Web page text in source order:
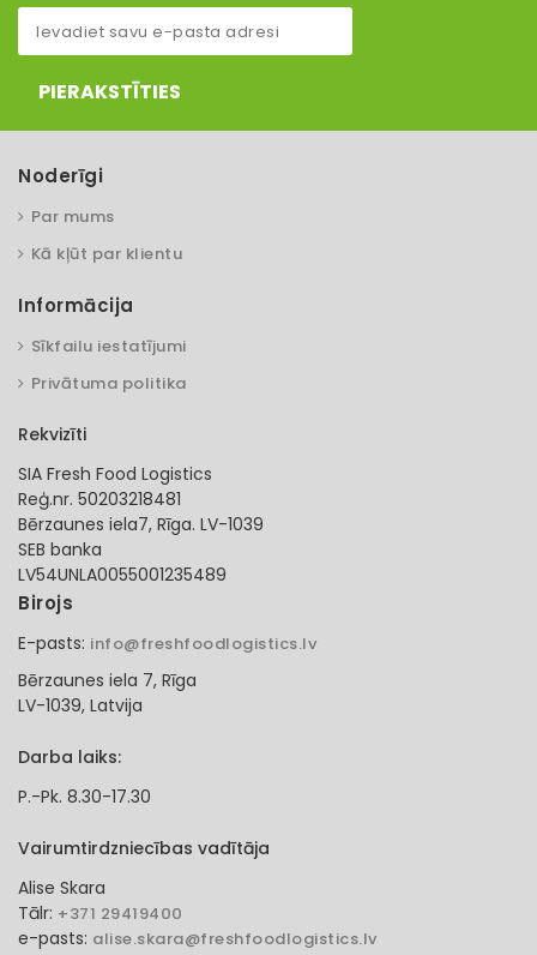
PIERAKSTĪTIES
Noderīgi
Par mums
Kā kļūt par klientu
Informācija
Sīkfailu iestatījumi
Privātuma politika
Rekvizīti
SIA Fresh Food Logistics
Reģ.nr. 50203218481
Bērzaunes iela7, Rīga. LV-1039
SEB banka
LV54UNLA0055001235489
Birojs
E-pasts: info@freshfoodlogistics.lv
Bērzaunes iela 7, Rīga
LV-1039, Latvija
Darba laiks:
P.-Pk. 8.30-17.30
Vairumtirdzniecības vadītāja
Alise Skara
Tālr: +371 29419400
e-pasts: alise.skara@freshfoodlogistics.lv